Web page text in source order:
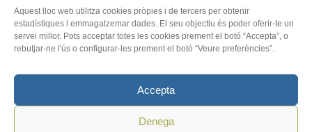
Aquest lloc web utilitza cookies pròpies i de tercers per obtenir
estadístiques i emmagatzemar dades. El seu objectiu és poder oferir-te un
servei millor. Pots acceptar totes les cookies prement el botó “Accepta”, o
rebutjar-ne l'ús o configurar-les prement el botó “Veure preferències”.
Accepta
Denega
Accepto
l'Informació legal
93 505 86 86
hola@acocat.org